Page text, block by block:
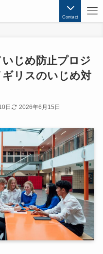
Contact
じめ防止プロジ
リスのいじめ対
日 2026年6月15日